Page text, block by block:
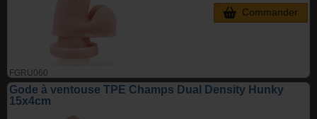
FGRU060
Commander
Gode à ventouse TPE Champs Dual Density Hunky
15x4cm